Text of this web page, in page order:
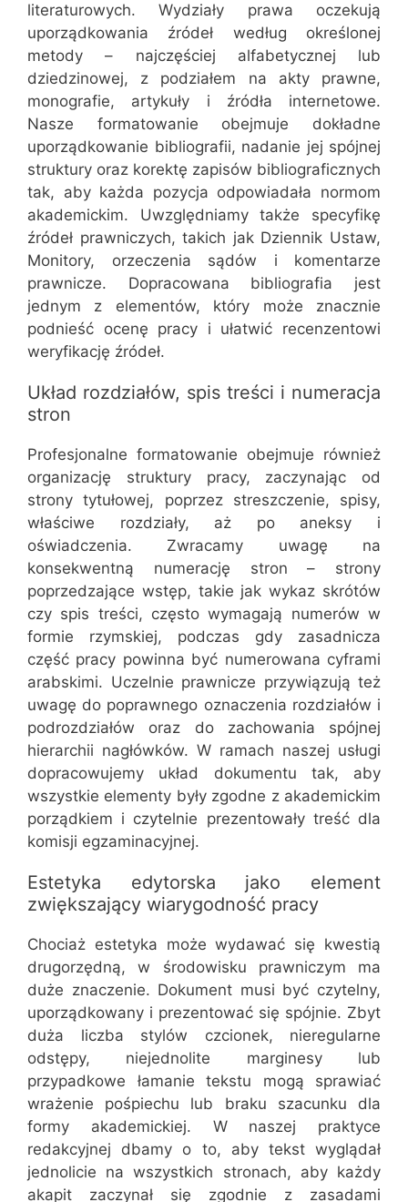
literaturowych. Wydziały prawa oczekują
uporządkowania źródeł według określonej
metody – najczęściej alfabetycznej lub
dziedzinowej, z podziałem na akty prawne,
monografie, artykuły i źródła internetowe.
Nasze formatowanie obejmuje dokładne
uporządkowanie bibliografii, nadanie jej spójnej
struktury oraz korektę zapisów bibliograficznych
tak, aby każda pozycja odpowiadała normom
akademickim. Uwzględniamy także specyfikę
źródeł prawniczych, takich jak Dziennik Ustaw,
Monitory, orzeczenia sądów i komentarze
prawnicze. Dopracowana bibliografia jest
jednym z elementów, który może znacznie
podnieść ocenę pracy i ułatwić recenzentowi
weryfikację źródeł.
Układ rozdziałów, spis treści i numeracja
stron
Profesjonalne formatowanie obejmuje również
organizację struktury pracy, zaczynając od
strony tytułowej, poprzez streszczenie, spisy,
właściwe rozdziały, aż po aneksy i
oświadczenia. Zwracamy uwagę na
konsekwentną numerację stron – strony
poprzedzające wstęp, takie jak wykaz skrótów
czy spis treści, często wymagają numerów w
formie rzymskiej, podczas gdy zasadnicza
część pracy powinna być numerowana cyframi
arabskimi. Uczelnie prawnicze przywiązują też
uwagę do poprawnego oznaczenia rozdziałów i
podrozdziałów oraz do zachowania spójnej
hierarchii nagłówków. W ramach naszej usługi
dopracowujemy układ dokumentu tak, aby
wszystkie elementy były zgodne z akademickim
porządkiem i czytelnie prezentowały treść dla
komisji egzaminacyjnej.
Estetyka edytorska jako element
zwiększający wiarygodność pracy
Chociaż estetyka może wydawać się kwestią
drugorzędną, w środowisku prawniczym ma
duże znaczenie. Dokument musi być czytelny,
uporządkowany i prezentować się spójnie. Zbyt
duża liczba stylów czcionek, nieregularne
odstępy, niejednolite marginesy lub
przypadkowe łamanie tekstu mogą sprawiać
wrażenie pośpiechu lub braku szacunku dla
formy akademickiej. W naszej praktyce
redakcyjnej dbamy o to, aby tekst wyglądał
jednolicie na wszystkich stronach, aby każdy
akapit zaczynał się zgodnie z zasadami